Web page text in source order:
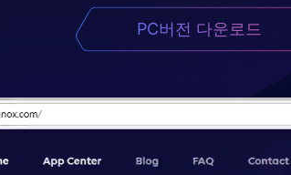
PC버전 다운로드